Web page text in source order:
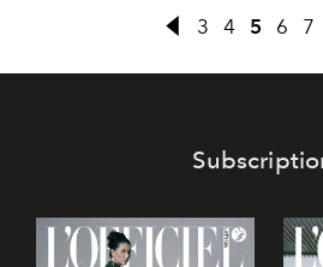
her well-groomed fingers into a
3 4 5 6 7